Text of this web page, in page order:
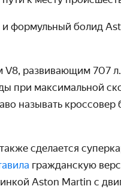
формульный болид
V8, развивающим 707
при максимальной
называть
сделается
гражданскую
Aston Martin с